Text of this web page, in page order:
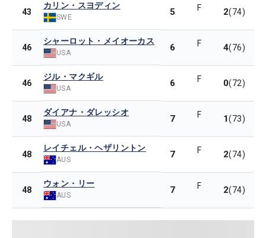
43
カリン・スヨディン
SWE 5 F 2(74)
46
シャーロット・メイオーカス
USA 6 F 4(76)
46
ジル・マクギル
USA 6 F 0(72)
48
ダイアナ・ダレッシオ
USA 7 F 1(73)
48
レイチェル・ヘザリントン
AUS 7 F 2(74)
48
ウォン・リー
AUS 7 F 2(74)